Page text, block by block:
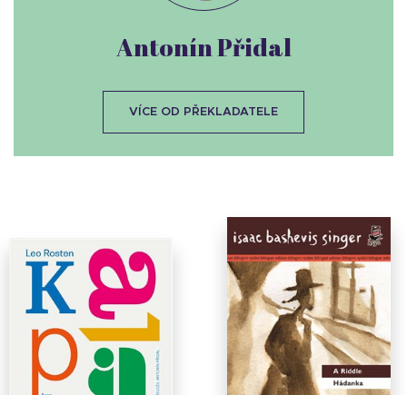
Antonín Přidal
VÍCE OD PŘEKLADATELE